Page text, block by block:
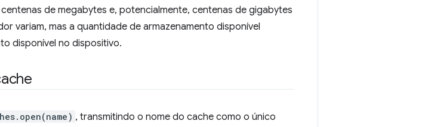
de megabytes e, potencialmente, centenas de gigabytes
variam, mas a quantidade de armazenamento disponível
disponível no dispositivo.
, transmitindo o nome do cache como o único